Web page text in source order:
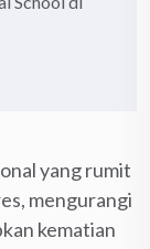
yang rumit
mengurangi
kematian